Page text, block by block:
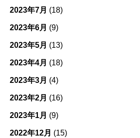
2023年7月 (18)
2023年6月 (9)
2023年5月 (13)
2023年4月 (18)
2023年3月 (4)
2023年2月 (16)
2023年1月 (9)
2022年12月 (15)